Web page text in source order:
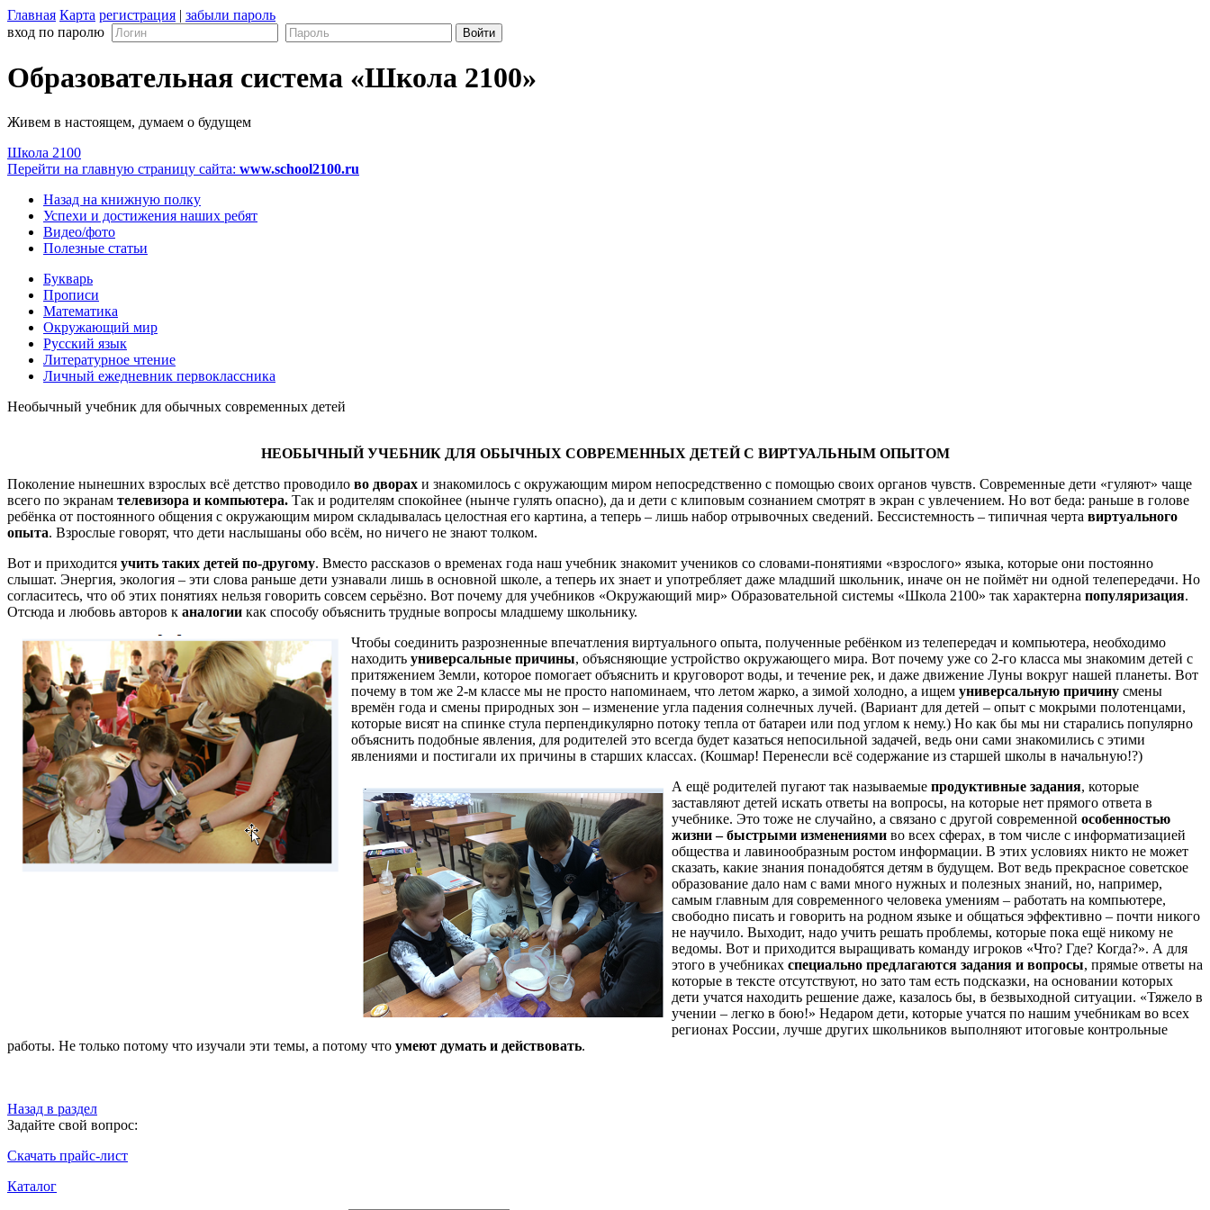
Главная Карта регистрация | забыли пароль
вход по паролю
Образовательная система «Школа 2100»
Живем в настоящем, думаем о будущем
Школа 2100
Перейти на главную страницу сайта: www.school2100.ru
Назад на книжную полку
Успехи и достижения наших ребят
Видео/фото
Полезные статьи
Букварь
Прописи
Математика
Окружающий мир
Русский язык
Литературное чтение
Личный ежедневник первоклассника
Необычный учебник для обычных современных детей
НЕОБЫЧНЫЙ УЧЕБНИК ДЛЯ ОБЫЧНЫХ СОВРЕМЕННЫХ ДЕТЕЙ С ВИРТУАЛЬНЫМ ОПЫТОМ
Поколение нынешних взрослых всё детство проводило во дворах и знакомилось с окружающим миром непосредственно с помощью своих органов чувств. Современные дети «гуляют» чаще
всего по экранам телевизора и компьютера. Так и родителям спокойнее (нынче гулять опасно), да и дети с клиповым сознанием смотрят в экран с увлечением. Но вот беда: раньше в голове
ребёнка от постоянного общения с окружающим миром складывалась целостная его картина, а теперь – лишь набор отрывочных сведений. Бессистемность – типичная черта виртуального
опыта. Взрослые говорят, что дети наслышаны обо всём, но ничего не знают толком.
Вот и приходится учить таких детей по-другому. Вместо рассказов о временах года наш учебник знакомит учеников со словами-понятиями «взрослого» языка, которые они постоянно
слышат. Энергия, экология – эти слова раньше дети узнавали лишь в основной школе, а теперь их знает и употребляет даже младший школьник, иначе он не поймёт ни одной телепередачи. Но
согласитесь, что об этих понятиях нельзя говорить совсем серьёзно. Вот почему для учебников «Окружающий мир» Образовательной системы «Школа 2100» так характерна популяризация.
Отсюда и любовь авторов к аналогии как способу объяснить трудные вопросы младшему школьнику.
Чтобы соединить разрозненные впечатления виртуального опыта, полученные ребёнком из телепередач и компьютера, необходимо
находить универсальные причины, объясняющие устройство окружающего мира. Вот почему уже со 2-го класса мы знакомим детей с
притяжением Земли, которое помогает объяснить и круговорот воды, и течение рек, и даже движение Луны вокруг нашей планеты. Вот
почему в том же 2-м классе мы не просто напоминаем, что летом жарко, а зимой холодно, а ищем универсальную причину смены
времён года и смены природных зон – изменение угла падения солнечных лучей. (Вариант для детей – опыт с мокрыми полотенцами,
которые висят на спинке стула перпендикулярно потоку тепла от батареи или под углом к нему.) Но как бы мы ни старались популярно
объяснить подобные явления, для родителей это всегда будет казаться непосильной задачей, ведь они сами знакомились с этими
явлениями и постигали их причины в старших классах. (Кошмар! Перенесли всё содержание из старшей школы в начальную!?)
А ещё родителей пугают так называемые продуктивные задания, которые
заставляют детей искать ответы на вопросы, на которые нет прямого ответа в
учебнике. Это тоже не случайно, а связано с другой современной особенностью
жизни – быстрыми изменениями во всех сферах, в том числе с информатизацией
общества и лавинообразным ростом информации. В этих условиях никто не может
сказать, какие знания понадобятся детям в будущем. Вот ведь прекрасное советское
образование дало нам с вами много нужных и полезных знаний, но, например,
самым главным для современного человека умениям – работать на компьютере,
свободно писать и говорить на родном языке и общаться эффективно – почти никого
не научило. Выходит, надо учить решать проблемы, которые пока ещё никому не
ведомы. Вот и приходится выращивать команду игроков «Что? Где? Когда?». А для
этого в учебниках специально предлагаются задания и вопросы, прямые ответы на
которые в тексте отсутствуют, но зато там есть подсказки, на основании которых
дети учатся находить решение даже, казалось бы, в безвыходной ситуации. «Тяжело в
учении – легко в бою!» Недаром дети, которые учатся по нашим учебникам во всех
регионах России, лучше других школьников выполняют итоговые контрольные
работы. Не только потому что изучали эти темы, а потому что умеют думать и действовать.
Назад в раздел
Задайте свой вопрос:
Скачать прайс-лист
Каталог